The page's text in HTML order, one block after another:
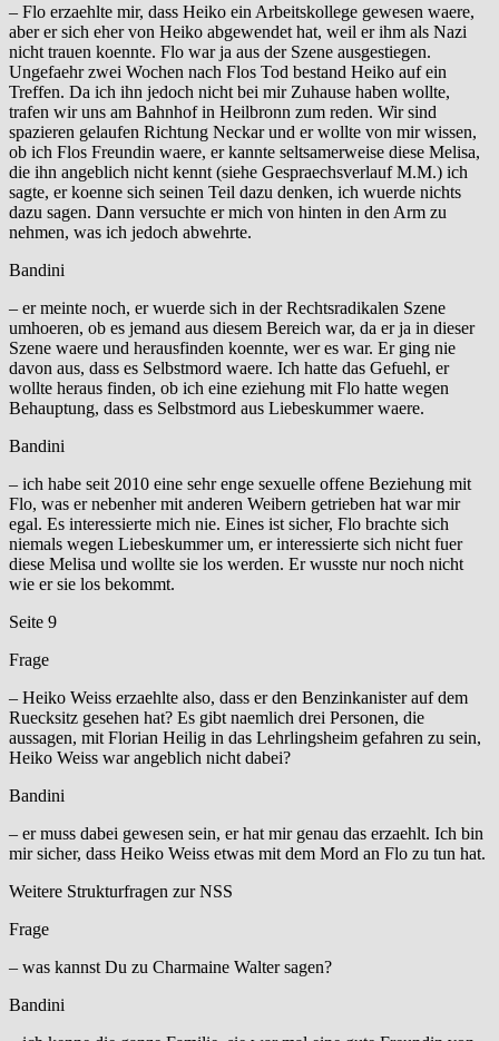
– Flo erzaehlte mir, dass Heiko ein Arbeitskollege gewesen waere,
aber er sich eher von Heiko abgewendet hat, weil er ihm als Nazi
nicht trauen koennte. Flo war ja aus der Szene ausgestiegen.
Ungefaehr zwei Wochen nach Flos Tod bestand Heiko auf ein
Treffen. Da ich ihn jedoch nicht bei mir Zuhause haben wollte,
trafen wir uns am Bahnhof in Heilbronn zum reden. Wir sind
spazieren gelaufen Richtung Neckar und er wollte von mir wissen,
ob ich Flos Freundin waere, er kannte seltsamerweise diese Melisa,
die ihn angeblich nicht kennt (siehe Gespraechsverlauf M.M.) ich
sagte, er koenne sich seinen Teil dazu denken, ich wuerde nichts
dazu sagen. Dann versuchte er mich von hinten in den Arm zu
nehmen, was ich jedoch abwehrte.
Bandini
– er meinte noch, er wuerde sich in der Rechtsradikalen Szene
umhoeren, ob es jemand aus diesem Bereich war, da er ja in dieser
Szene waere und herausfinden koennte, wer es war. Er ging nie
davon aus, dass es Selbstmord waere. Ich hatte das Gefuehl, er
wollte heraus finden, ob ich eine eziehung mit Flo hatte wegen
Behauptung, dass es Selbstmord aus Liebeskummer waere.
Bandini
– ich habe seit 2010 eine sehr enge sexuelle offene Beziehung mit
Flo, was er nebenher mit anderen Weibern getrieben hat war mir
egal. Es interessierte mich nie. Eines ist sicher, Flo brachte sich
niemals wegen Liebeskummer um, er interessierte sich nicht fuer
diese Melisa und wollte sie los werden. Er wusste nur noch nicht
wie er sie los bekommt.
Seite 9
Frage
– Heiko Weiss erzaehlte also, dass er den Benzinkanister auf dem
Ruecksitz gesehen hat? Es gibt naemlich drei Personen, die
aussagen, mit Florian Heilig in das Lehrlingsheim gefahren zu sein,
Heiko Weiss war angeblich nicht dabei?
Bandini
– er muss dabei gewesen sein, er hat mir genau das erzaehlt. Ich bin
mir sicher, dass Heiko Weiss etwas mit dem Mord an Flo zu tun hat.
Weitere Strukturfragen zur NSS
Frage
– was kannst Du zu Charmaine Walter sagen?
Bandini